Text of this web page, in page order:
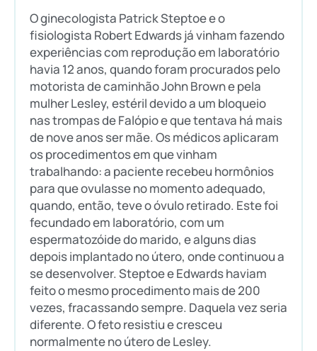
O ginecologista Patrick Steptoe e o
fisiologista Robert Edwards já vinham fazendo
experiências com reprodução em laboratório
havia 12 anos, quando foram procurados pelo
motorista de caminhão John Brown e pela
mulher Lesley, estéril devido a um bloqueio
nas trompas de Falópio e que tentava há mais
de nove anos ser mãe. Os médicos aplicaram
os procedimentos em que vinham
trabalhando: a paciente recebeu hormônios
para que ovulasse no momento adequado,
quando, então, teve o óvulo retirado. Este foi
fecundado em laboratório, com um
espermatozóide do marido, e alguns dias
depois implantado no útero, onde continuou a
se desenvolver. Steptoe e Edwards haviam
feito o mesmo procedimento mais de 200
vezes, fracassando sempre. Daquela vez seria
diferente. O feto resistiu e cresceu
normalmente no útero de Lesley.